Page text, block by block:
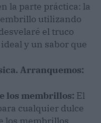
la parte práctica: la
utilizando
el truco
y un sabor que
Arranquemos:
los membrillos: El
cualquier dulce